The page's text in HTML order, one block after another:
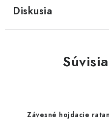
Diskusia
Závesné hojdacie